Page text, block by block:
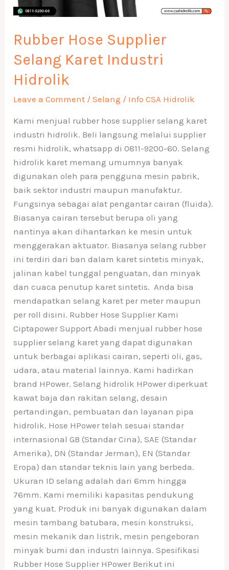
Rubber Hose Supplier
Selang Karet Industri
Hidrolik
Leave a Comment /Selang / Info CSA Hidrolik
Kami menjual rubber hose supplier selang karet
industri hidrolik. Beli langsung melalui supplier
resmi hidrolik, whatsapp di 0811-9200-60. Selang
hidrolik karet memang umumnya banyak
digunakan oleh para pengguna mesin pabrik,
baik sektor industri maupun manufaktur.
Fungsinya sebagai alat pengantar cairan (fluida).
Biasanya cairan tersebut berupa oli yang
nantinya akan dihantarkan ke mesin untuk
menggerakan aktuator. Biasanya selang rubber
ini terdiri dari ban dalam karet sintetis minyak,
jalinan kabel tunggal penguatan, dan minyak
dan cuaca penutup karet sintetis. Anda bisa
mendapatkan selang karet per meter maupun
per roll disini. Rubber Hose Supplier Kami
Ciptapower Support Abadi menjual rubber hose
supplier selang karet yang dapat digunakan
untuk berbagai aplikasi cairan, seperti oli, gas,
udara, atau material lainnya. Kami hadirkan
brand HPower. Selang hidrolik HPower diperkuat
kawat baja dan rakitan selang, desain
pertandingan, pembuatan dan layanan pipa
hidrolik. Hose HPower telah sesuai standar
internasional GB (Standar Cina), SAE (Standar
Amerika), DN (Standar Jerman), EN (Standar
Eropa) dan standar teknis lain yang berbeda.
Ukuran ID selang adalah dari 6mm hingga
76mm. Kami memiliki kapasitas pendukung
yang kuat. Produk ini banyak digunakan dalam
mesin tambang batubara, mesin konstruksi,
mesin mekanik dan listrik, mesin pengeboran
minyak bumi dan industri lainnya. Spesifikasi
Rubber Hose Supplier HPower Berikut ini